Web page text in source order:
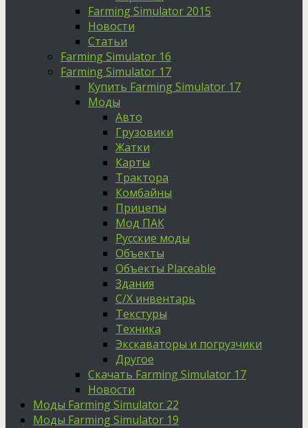
Farming Simulator 2015
Новости
Статьи
Farming Simulator 16
Farming Simulator 17
Купить Farming Simulator 17
Моды
Авто
Грузовики
Жатки
Карты
Трактора
Комбайны
Прицепы
Мод ПАК
Русские моды
Объекты
Объекты Placeable
Здания
С/Х инвентарь
Текстуры
Техника
Экскаваторы и погрузчики
Другое
Скачать Farming Simulator 17
Новости
Моды Farming Simulator 22
Моды Farming Simulator 19